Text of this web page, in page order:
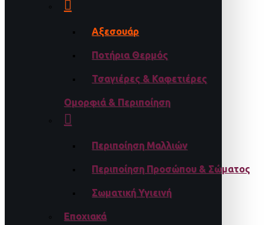
Αξεσουάρ
Ποτήρια Θερμός
Τσαγιέρες & Καφετιέρες
Ομορφιά & Περιποίηση
Περιποίηση Μαλλιών
Περιποίηση Προσώπου & Σώματος
Σωματική Υγιεινή
Εποχιακά